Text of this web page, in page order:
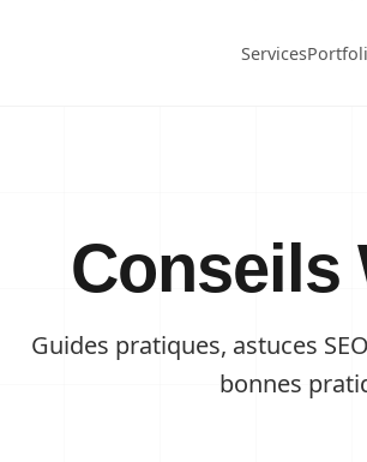
Services
Conseils
Guides pratiques, astuces
bonnes